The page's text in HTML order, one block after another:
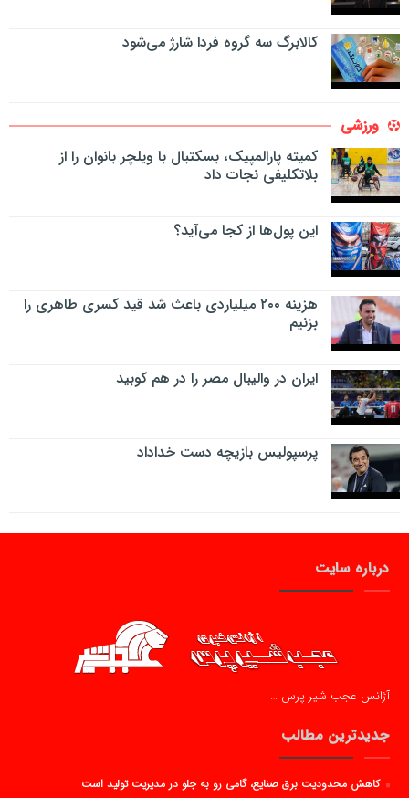
کالابرگ سه گروه فردا شارژ می‌شود
ورزشی
کمیته پارالمپیک، بسکتبال با ویلچر بانوان را از
بلاتکلیفی نجات داد
این پول‌ها از کجا می‌آید؟
هزینه ۲۰۰ میلیاردی باعث شد قید کسری طاهری را
بزنیم
ایران در والیبال مصر را در هم کوبید
پرسپولیس بازیچه دست خداداد
درباره سایت
آژانس عجب شیر پرس …
جدیدترین مطالب
کاهش محدودیت برق صنایع، گامی رو به جلو در مدیریت تولید است